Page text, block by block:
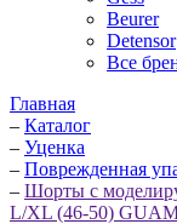
Beurer
Detensor
Все
Главная
– Каталог
– Уценка
– Поврежденная
– Шорты с
L/XL (46-50)